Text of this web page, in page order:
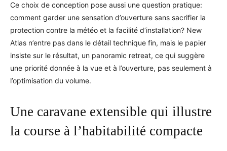
Ce choix de conception pose aussi une question pratique:
comment garder une sensation d’ouverture sans sacrifier la
protection contre la météo et la facilité d’installation? New
Atlas n’entre pas dans le détail technique fin, mais le papier
insiste sur le résultat, un panoramic retreat, ce qui suggère
une priorité donnée à la vue et à l’ouverture, pas seulement à
l’optimisation du volume.
Une caravane extensible qui illustre
la course à l’habitabilité compacte